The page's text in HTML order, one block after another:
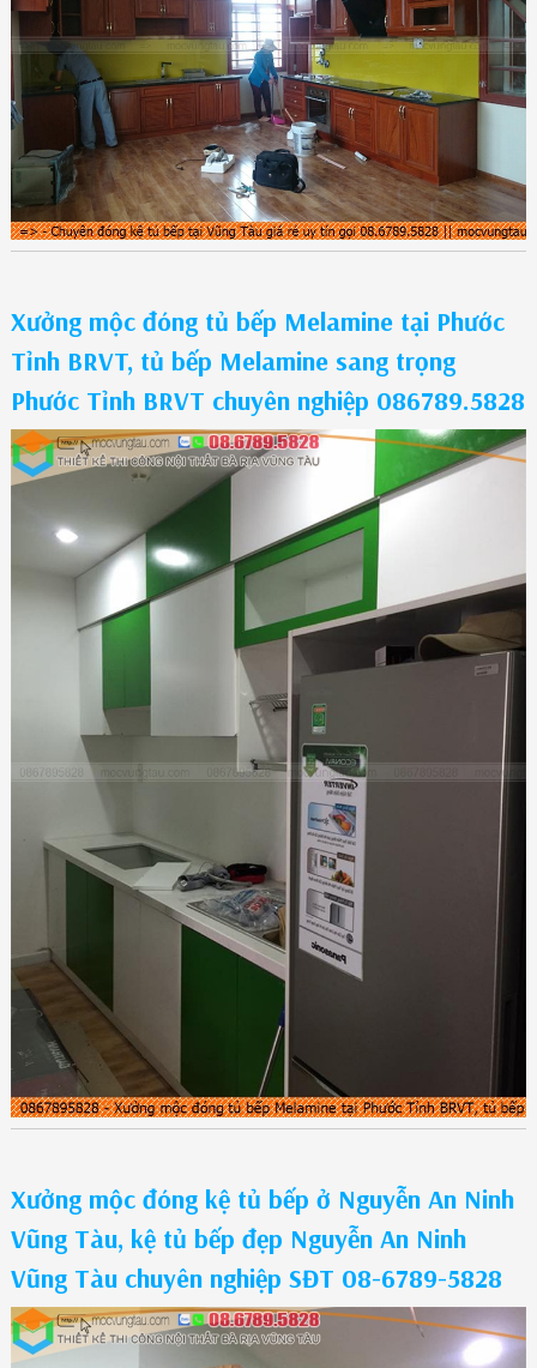
Xưởng mộc đóng tủ bếp Melamine tại Phước
Tỉnh BRVT, tủ bếp Melamine sang trọng
Phước Tỉnh BRVT chuyên nghiệp 086789.5828
Xưởng mộc đóng kệ tủ bếp ở Nguyễn An Ninh
Vũng Tàu, kệ tủ bếp đẹp Nguyễn An Ninh
Vũng Tàu chuyên nghiệp SĐT 08-6789-5828